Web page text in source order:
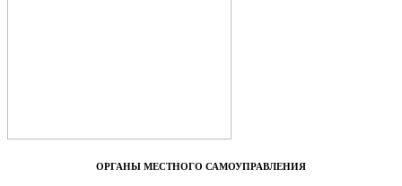
ОРГАНЫ МЕСТНОГО САМОУПРАВЛЕНИЯ